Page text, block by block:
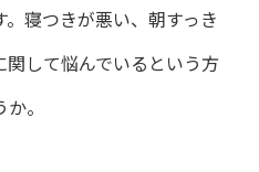
寝つきが悪い、朝すっき
関して悩んでいるという方
。